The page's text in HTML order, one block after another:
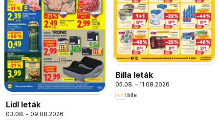
Lidl leták
03.08. - 09.08.2026
Billa leták
05.08. - 11.08.2026
Billa